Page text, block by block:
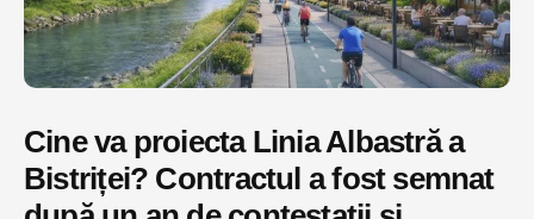
Cine va proiecta Linia Albastră a
Bistriței? Contractul a fost semnat